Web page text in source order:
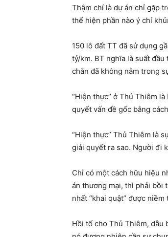
Thậm chí là dự án chỉ gặp
thể hiện phần nào ý chí
150 lô đất TT đã sử dụng
tỷ/km. BT nghĩa là suất
chắn đã không nằm trong
“Hiện thực” ở Thủ Thiêm
quyết vấn đề gốc bằng
“Hiện thực” Thủ Thiêm là
giải quyết ra sao. Người đi
Chỉ có một cách hữu hiệu
án thương mại, thì phải bồi
nhất “khai quật” được
Hồi tố cho Thủ Thiêm, dẫu